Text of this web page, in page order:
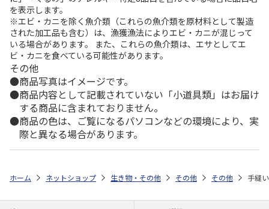
を表示します。
※エビ・カニを除く魚介類（これらの魚介類を原材料として製造
された加工品も含む）は、漁獲漁法によりエビ・カニが混じって
いる場合があります。 また、これらの魚介類は、エサとしてエ
ビ・カニを食べている可能性があります。
その他
商品写真はイメージです。
商品内容として記載されていない「小道具類」はお届け
する商品に含まれておりません。
商品の色は、ご覧になるパソコンなどの環境により、実
際と異なる場合があります。
ホーム ネットショップ 生き物・その他 その他 その他 手縫